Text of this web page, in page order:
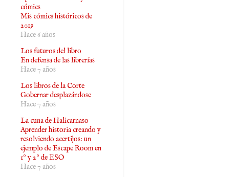
cómics
Mis cómics históricos de
2019
Hace 6 años
Los futuros del libro
En defensa de las librerías
Hace 7 años
Los libros de la Corte
Gobernar desplazándose
Hace 7 años
La cuna de Halicarnaso
Aprender historia creando y
resolviendo acertijos: un
ejemplo de Escape Room en
1º y 2º de ESO
Hace 7 años